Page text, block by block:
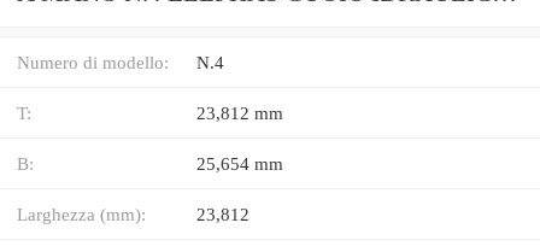
Numero di modello: N.4
T: 23,812 mm
B: 25,654 mm
Larghezza (mm): 23,812